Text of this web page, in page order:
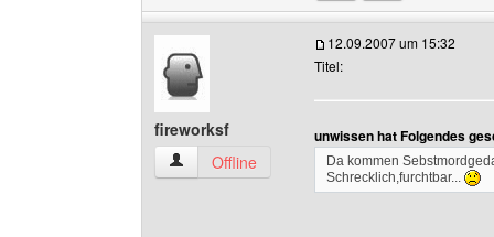
fireworksf
fireworksf Benutzer-Profile anzeigen
Offline
12.09.2007 um 15:32
Titel:
unwissen hat Folgendes
Da kommen
Schrecklich,furchtbar...